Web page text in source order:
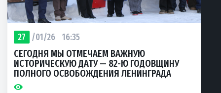
27 /01/26 16:35
СЕГОДНЯ МЫ ОТМЕЧАЕМ ВАЖНУЮ
ИСТОРИЧЕСКУЮ ДАТУ — 82-Ю ГОДОВЩИНУ
ПОЛНОГО ОСВОБОЖДЕНИЯ ЛЕНИНГРАДА